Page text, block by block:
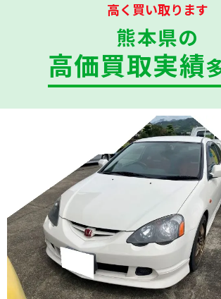
高く買い取ります
熊本県の
高価買取実績